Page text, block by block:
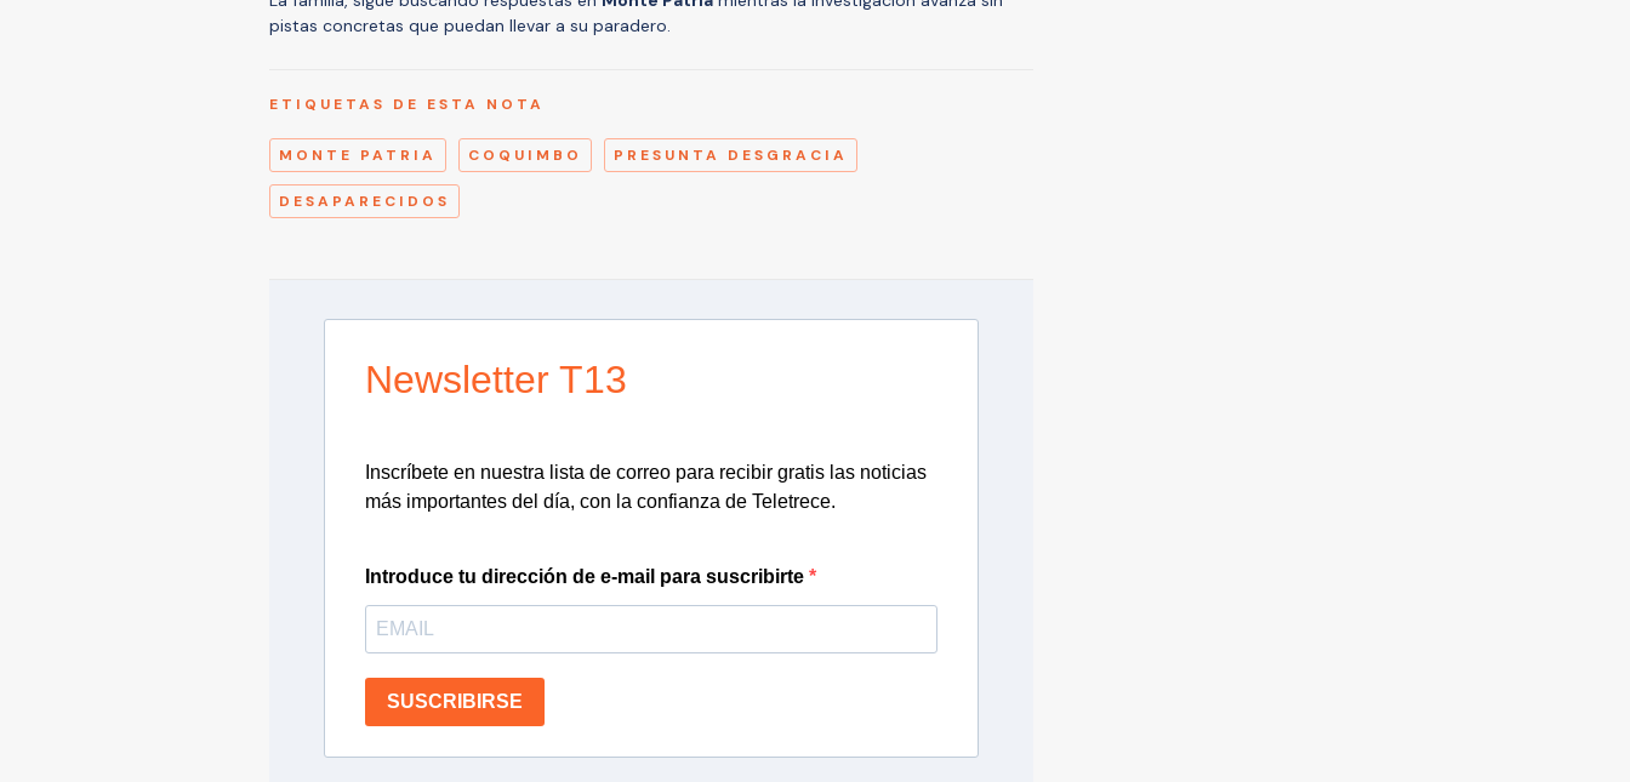
pistas concretas que puedan llevar a su paradero.
ETIQUETAS DE ESTA NOTA
MONTE PATRIA COQUIMBO PRESUNTA DESGRACIA
DESAPARECIDOS
Newsletter T13
Inscríbete en nuestra lista de correo para recibir gratis las noticias
más importantes del día, con la confianza de Teletrece.
Introduce tu dirección de e-mail para suscribirte
SUSCRIBIRSE